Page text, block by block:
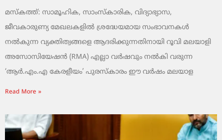
മസ്കത്ത്: സാമൂഹിക, സാംസ്‌കാരിക, വിദ്യാഭ്യാസ,
ജീവകാരുണ്യ മേഖലകളിൽ ശ്രദ്ധേയമായ സംഭാവനകൾ
നൽകുന്ന വ്യക്തിത്വങ്ങളെ ആദരിക്കുന്നതിനായി റൂവി മലയാളി
അസോസിയേഷൻ (RMA) എല്ലാ വർഷവും നൽകി വരുന്ന
‘ആർ.എം.എ കേരളീയം’ പുരസ്‌കാരം ഈ വർഷം മലയാള
Read More »